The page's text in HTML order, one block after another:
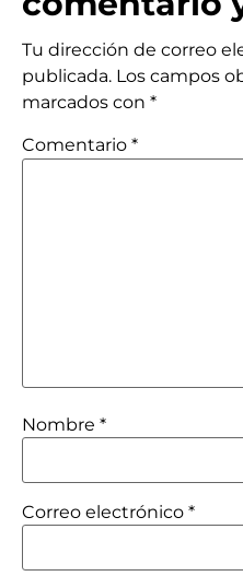
Tu dirección de correo
publicada. Los campos
marcados con *
Comentario *
Nombre *
Correo electrónico *